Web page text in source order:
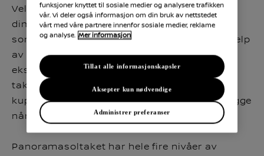
Velger du en utstyrsversjon av LEAF med
dimbart panoramasoltak får du et glasstak
som dimmer seg selv ved behov - kun ved hjelp
av ett enkelt knappetrykk. Det betyr ingen
ekstra solskjermtrekk som spiser av
takhøyden. Slik får du romsligere plass i
kupeen, mer sollys når du ønsker det og skygge
når du ikke gjør det.
Panoramasoltaket har hele fire nivåer av
funksjoner knyttet til sosiale medier og analysere trafikken
vår. Vi deler også informasjon om din bruk av nettstedet
vårt med våre partnere innenfor sosiale medier, reklame
og analyse. Mer informasjon
Administrer preferanser
Aksepter kun nødvendige
Tillat alle informasjonskapsler